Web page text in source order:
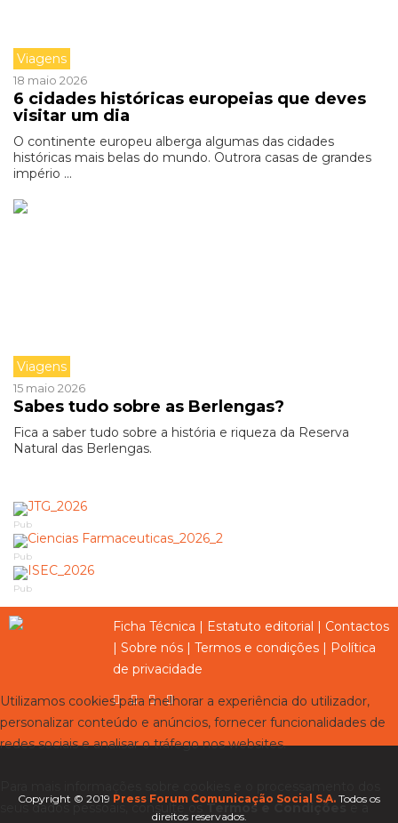
Viagens
18 maio 2026
6 cidades históricas europeias que deves
visitar um dia
O continente europeu alberga algumas das cidades
históricas mais belas do mundo. Outrora casas de grandes
império ...
Viagens
15 maio 2026
Sabes tudo sobre as Berlengas?
Fica a saber tudo sobre a história e riqueza da Reserva
Natural das Berlengas.
Pub
Pub
Pub
Ficha Técnica | Estatuto editorial | Contactos
| Sobre nós | Termos e condições | Política
de privacidade
Copyright © 2019 Press Forum Comunicação Social S.A. Todos os
direitos reservados.
Utilizamos cookies para melhorar a experiência do utilizador,
personalizar conteúdo e anúncios, fornecer funcionalidades de
redes sociais e analisar o tráfego nos websites.
seus dados pessoais, consulte osTermos e Condiçõese a